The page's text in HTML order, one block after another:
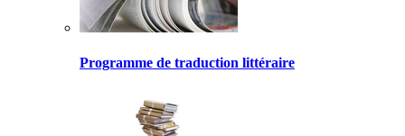
Programme de traduction littéraire